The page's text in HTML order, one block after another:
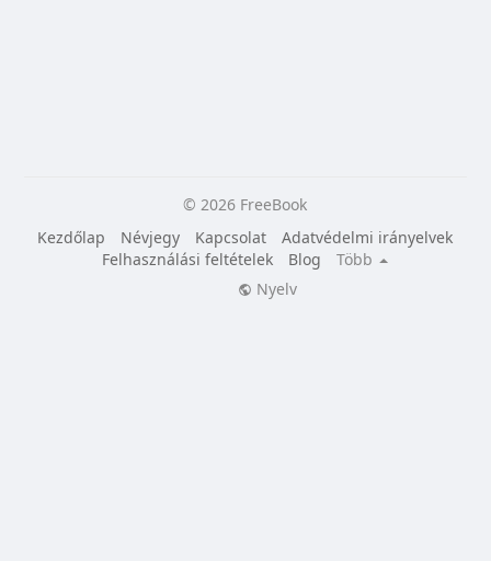
© 2026 FreeBook
Kezdőlap
Névjegy Kapcsolat
Adatvédelmi irányelvek
Felhasználási feltételek
Blog
Több
Nyelv